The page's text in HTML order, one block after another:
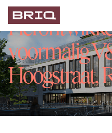
voormalig
Hoogstraat,